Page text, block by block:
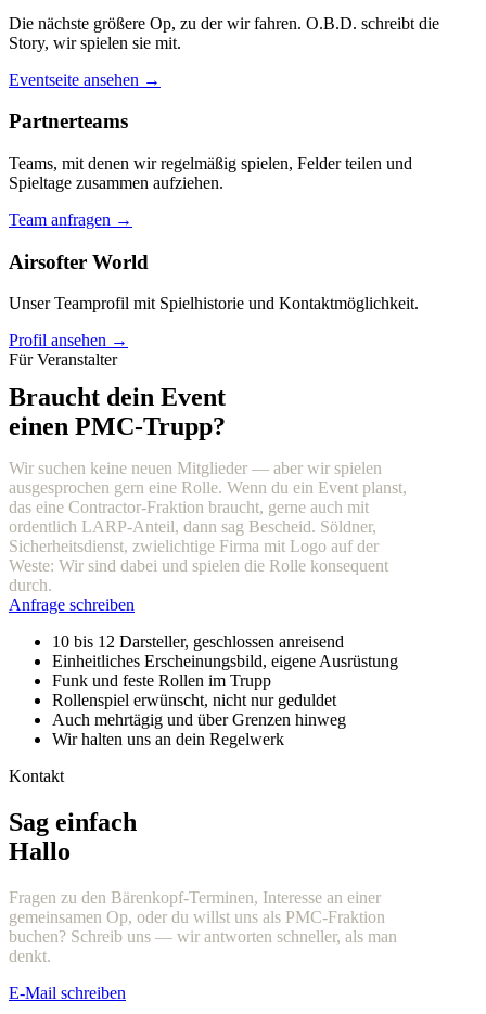
Die nächste größere Op, zu der wir fahren. O.B.D. schreibt die
Story, wir spielen sie mit.
Eventseite ansehen →
Partnerteams
Teams, mit denen wir regelmäßig spielen, Felder teilen und
Spieltage zusammen aufziehen.
Team anfragen →
Airsofter World
Unser Teamprofil mit Spielhistorie und Kontaktmöglichkeit.
Profil ansehen →
Für Veranstalter
Braucht dein Event
einen PMC-Trupp?
Wir suchen keine neuen Mitglieder — aber wir spielen
ausgesprochen gern eine Rolle. Wenn du ein Event planst,
das eine Contractor-Fraktion braucht, gerne auch mit
ordentlich LARP-Anteil, dann sag Bescheid. Söldner,
Sicherheitsdienst, zwielichtige Firma mit Logo auf der
Weste: Wir sind dabei und spielen die Rolle konsequent
durch.
Anfrage schreiben
10 bis 12 Darsteller, geschlossen anreisend
Einheitliches Erscheinungsbild, eigene Ausrüstung
Funk und feste Rollen im Trupp
Rollenspiel erwünscht, nicht nur geduldet
Auch mehrtägig und über Grenzen hinweg
Wir halten uns an dein Regelwerk
Kontakt
Sag einfach
Hallo
Fragen zu den Bärenkopf-Terminen, Interesse an einer
gemeinsamen Op, oder du willst uns als PMC-Fraktion
buchen? Schreib uns — wir antworten schneller, als man
denkt.
E-Mail schreiben